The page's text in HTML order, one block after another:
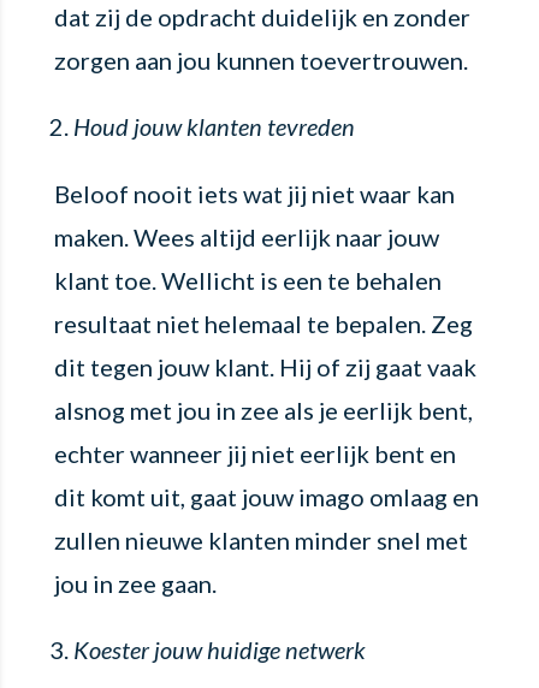
dat zij de opdracht duidelijk en zonder
zorgen aan jou kunnen toevertrouwen.
Houd jouw klanten tevreden
Beloof nooit iets wat jij niet waar kan
maken. Wees altijd eerlijk naar jouw
klant toe. Wellicht is een te behalen
resultaat niet helemaal te bepalen. Zeg
dit tegen jouw klant. Hij of zij gaat vaak
alsnog met jou in zee als je eerlijk bent,
echter wanneer jij niet eerlijk bent en
dit komt uit, gaat jouw imago omlaag en
zullen nieuwe klanten minder snel met
jou in zee gaan.
Koester jouw huidige netwerk